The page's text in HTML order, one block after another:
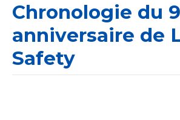
Chronologie du
anniversaire de
Safety